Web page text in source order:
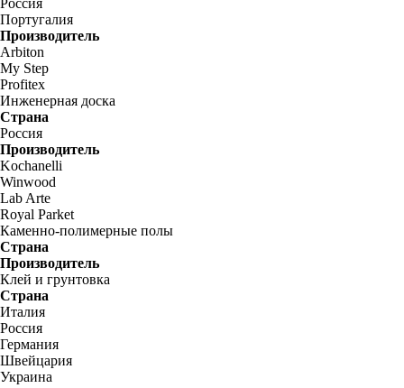
Россия
Португалия
Производитель
Arbiton
My Step
Profitex
Инженерная доска
Страна
Россия
Производитель
Kochanelli
Winwood
Lab Arte
Royal Parket
Каменно-полимерные полы
Страна
Производитель
Клей и грунтовка
Страна
Италия
Россия
Германия
Швейцария
Украина